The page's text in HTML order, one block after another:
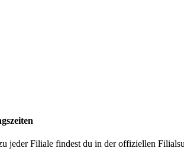
jeder Filiale findest du in der offiziellen